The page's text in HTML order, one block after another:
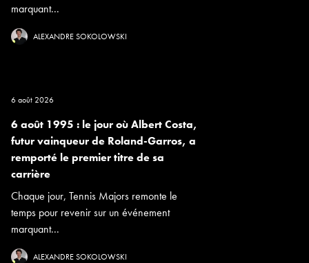
marquant...
ALEXANDRE SOKOLOWSKI
6 août 2026
6 août 1995 : le jour où Albert Costa,
futur vainqueur de Roland-Garros, a
remporté le premier titre de sa
carrière
Chaque jour, Tennis Majors remonte le
temps pour revenir sur un événement
marquant...
ALEXANDRE SOKOLOWSKI